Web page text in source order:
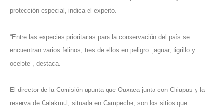
protección especial, indica el experto.
“Entre las especies prioritarias para la conservación del país se
encuentran varios felinos, tres de ellos en peligro: jaguar, tigrillo y
ocelote”, destaca.
El director de la Comisión apunta que Oaxaca junto con Chiapas y la
reserva de Calakmul, situada en Campeche, son los sitios que